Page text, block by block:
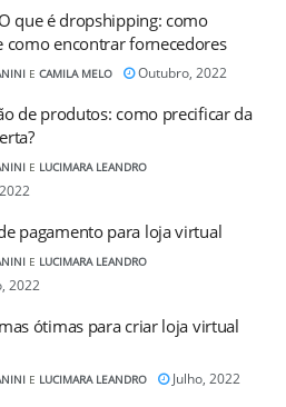
que é dropshipping: como
como encontrar fornecedores
E CAMILA MELO Outubro, 2022
de produtos: como precificar da
E LUCIMARA LEANDRO
pagamento para loja virtual
E LUCIMARA LEANDRO
2022
ótimas para criar loja virtual
E LUCIMARA LEANDRO Julho, 2022